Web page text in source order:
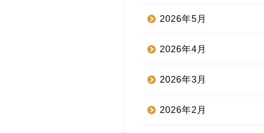
2026年5月
2026年4月
2026年3月
2026年2月